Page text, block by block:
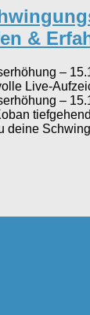
&
–
Live-
–
deine